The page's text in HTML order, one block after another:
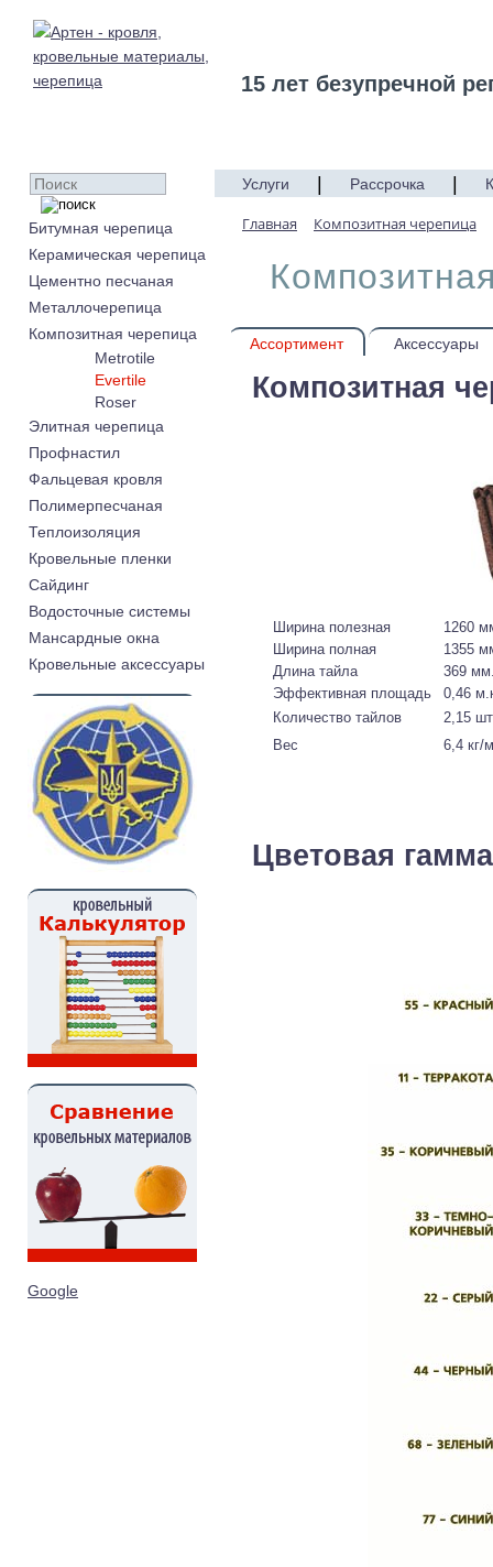
15 лет безупречной
Битумная черепица
Керамическая черепица
Цементно песчаная
Металлочерепица
Композитная черепица
Metrotile
Evertile
Roser
Элитная черепица
Профнастил
Фальцевая кровля
Полимерпесчаная
Теплоизоляция
Кровельные пленки
Cайдинг
Водосточные системы
Мансардные окна
Кровельные аксессуары
Google
Услуги Рассрочка
Главная Композитная черепица
Ассортимент Аксессуары
Композитная
Ширина полезная
1260
Ширина полная
1355
Длина тайла
369
Эффективная площадь
0,46
Количество тайлов
2,15
Вес
6,4 кг/
Цветовая